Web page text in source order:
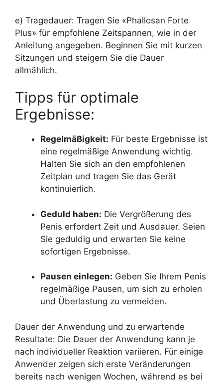
e) Tragedauer: Tragen Sie «Phallosan Forte
Plus» für empfohlene Zeitspannen, wie in der
Anleitung angegeben. Beginnen Sie mit kurzen
Sitzungen und steigern Sie die Dauer
allmählich.
Tipps für optimale
Ergebnisse:
Regelmäßigkeit: Für beste Ergebnisse ist
eine regelmäßige Anwendung wichtig.
Halten Sie sich an den empfohlenen
Zeitplan und tragen Sie das Gerät
kontinuierlich.
Geduld haben: Die Vergrößerung des
Penis erfordert Zeit und Ausdauer. Seien
Sie geduldig und erwarten Sie keine
sofortigen Ergebnisse.
Pausen einlegen: Geben Sie Ihrem Penis
regelmäßige Pausen, um sich zu erholen
und Überlastung zu vermeiden.
Dauer der Anwendung und zu erwartende
Resultate: Die Dauer der Anwendung kann je
nach individueller Reaktion variieren. Für einige
Anwender zeigen sich erste Veränderungen
bereits nach wenigen Wochen, während es bei